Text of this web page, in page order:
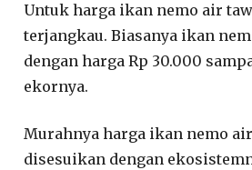
Untuk harga ikan nemo air
terjangkau. Biasanya ikan
dengan harga Rp 30.000
ekornya.
Murahnya harga ikan nemo
disesuikan dengan